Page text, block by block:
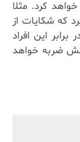
کرد. مثلا
که شکایات از
اگر در برابر این افراد
ضربه خواهد